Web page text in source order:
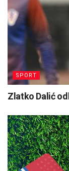
SPORT
Zlatko Dalić